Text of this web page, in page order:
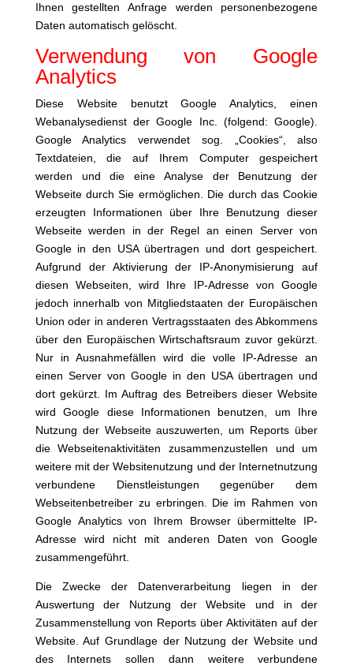
Ihnen gestellten Anfrage werden personenbezogene
Daten automatisch gelöscht.
Verwendung von Google
Analytics
Diese Website benutzt Google Analytics, einen
Webanalysedienst der Google Inc. (folgend: Google).
Google Analytics verwendet sog. „Cookies“, also
Textdateien, die auf Ihrem Computer gespeichert
werden und die eine Analyse der Benutzung der
Webseite durch Sie ermöglichen. Die durch das Cookie
erzeugten Informationen über Ihre Benutzung dieser
Webseite werden in der Regel an einen Server von
Google in den USA übertragen und dort gespeichert.
Aufgrund der Aktivierung der IP-Anonymisierung auf
diesen Webseiten, wird Ihre IP-Adresse von Google
jedoch innerhalb von Mitgliedstaaten der Europäischen
Union oder in anderen Vertragsstaaten des Abkommens
über den Europäischen Wirtschaftsraum zuvor gekürzt.
Nur in Ausnahmefällen wird die volle IP-Adresse an
einen Server von Google in den USA übertragen und
dort gekürzt. Im Auftrag des Betreibers dieser Website
wird Google diese Informationen benutzen, um Ihre
Nutzung der Webseite auszuwerten, um Reports über
die Webseitenaktivitäten zusammenzustellen und um
weitere mit der Websitenutzung und der Internetnutzung
verbundene Dienstleistungen gegenüber dem
Webseitenbetreiber zu erbringen. Die im Rahmen von
Google Analytics von Ihrem Browser übermittelte IP-
Adresse wird nicht mit anderen Daten von Google
zusammengeführt.
Die Zwecke der Datenverarbeitung liegen in der
Auswertung der Nutzung der Website und in der
Zusammenstellung von Reports über Aktivitäten auf der
Website. Auf Grundlage der Nutzung der Website und
des Internets sollen dann weitere verbundene